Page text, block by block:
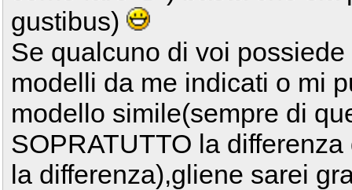
gustibus)
Se qualcuno di voi
modelli da me indicati o mi
modello simile(sempre di
SOPRATUTTO la
la differenza),gliene sarei